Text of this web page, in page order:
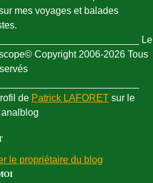
mes voyages et balades
Le
Copyright 2006-2026 Tous
de Patrick LAFORET sur le
le propriétaire du blog